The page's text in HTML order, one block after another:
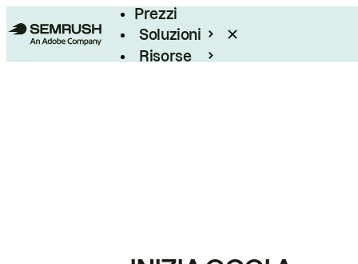
Prezzi
Soluzioni
Risorse